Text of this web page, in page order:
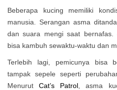
Beberapa kucing memiliki
manusia. Serangan asma
dan suara mengi saat bernafas.
bisa kambuh sewaktu-waktu dan
Terlebih lagi, pemicunya bisa
tampak sepele seperti
Menurut
Cat’s Patrol , asma